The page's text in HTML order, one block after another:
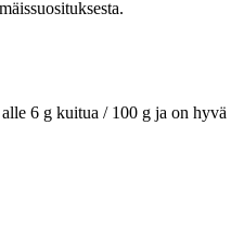
6 g kuitua / 100 g ja on hyvä